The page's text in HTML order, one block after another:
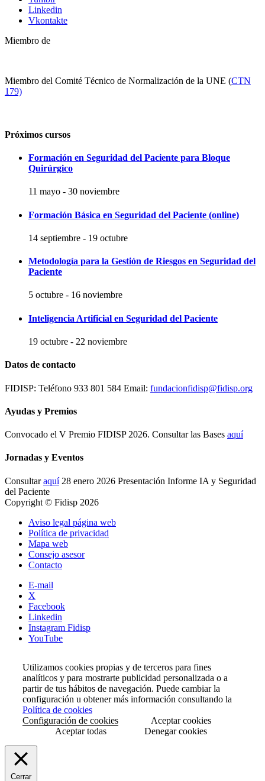
Linkedin
Vkontakte
Miembro de
Miembro del Comité Técnico de Normalización de la UNE (CTN
179)
Próximos cursos
Formación en Seguridad del Paciente para Bloque
Quirúrgico
11 mayo - 30 noviembre
Formación Básica en Seguridad del Paciente (online)
14 septiembre - 19 octubre
Metodología para la Gestión de Riesgos en Seguridad del
Paciente
5 octubre - 16 noviembre
Inteligencia Artificial en Seguridad del Paciente
19 octubre - 22 noviembre
Datos de contacto
FIDISP: Teléfono 933 801 584 Email: fundacionfidisp@fidisp.org
Ayudas y Premios
Convocado el V Premio FIDISP 2026. Consultar las Bases aquí
Jornadas y Eventos
Consultaraquí28 enero 2026 Presentación Informe IA y Seguridad
del Paciente
Copyright © Fidisp 2026
Aviso legal página web
Política de privacidad
Mapa web
Consejo asesor
Contacto
E-mail
X
Facebook
Linkedin
Instagram Fidisp
YouTube
Utilizamos cookies propias y de terceros para fines
analíticos y para mostrarte publicidad personalizada o a
partir de tus hábitos de navegación. Puede cambiar la
configuración u obtener más información consultando la
Política de cookies
Configuración de cookies
Aceptar cookies
Aceptar todas
Denegar cookies
Cerrar